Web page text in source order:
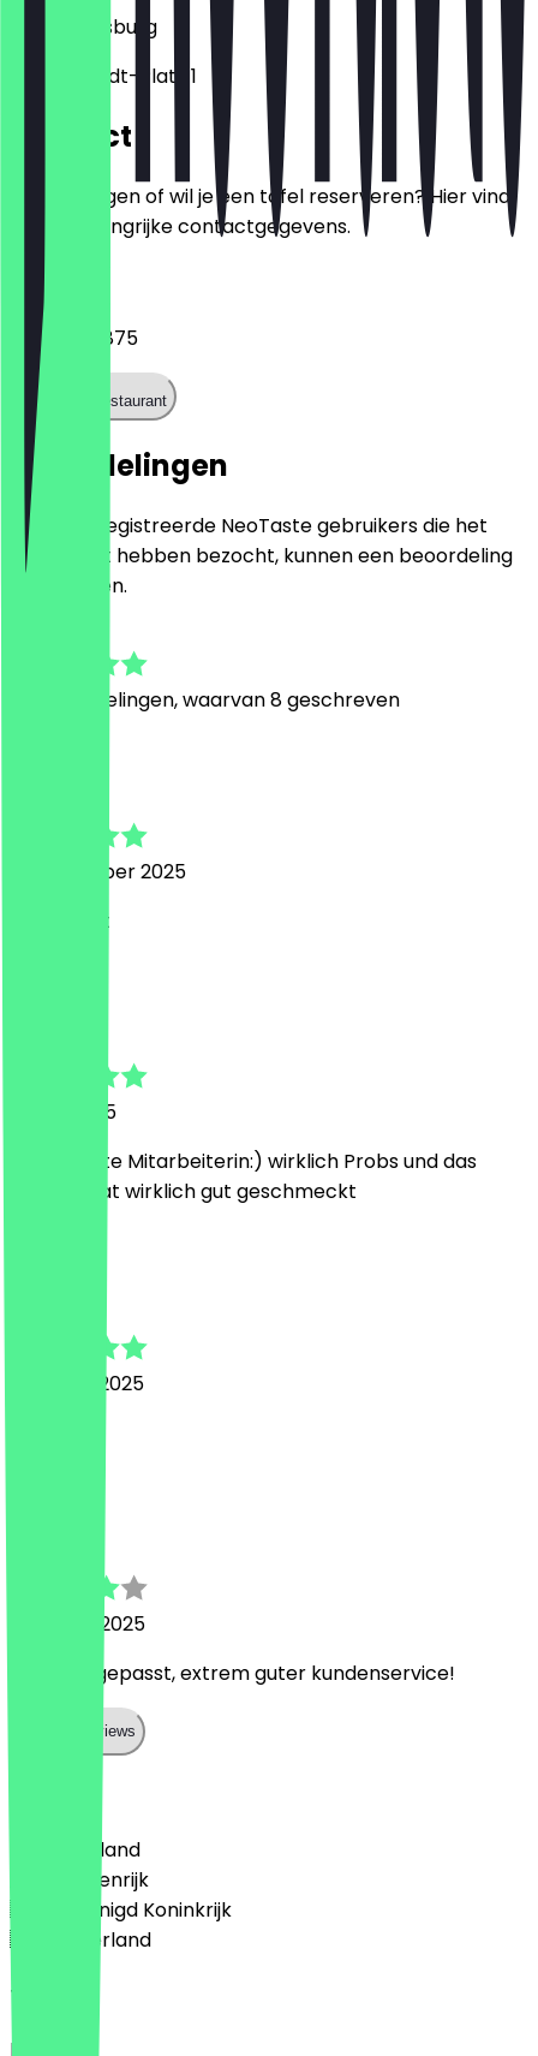
Augsburg
Willy-Brandt-Platz 1
Contact
Heb je vragen of wil je een tafel reserveren? Hier vind
je alle belangrijke contactgegevens.
Telefoon
015155939875
Bel het restaurant
Beoordelingen
Alleen geregistreerde NeoTaste gebruikers die het
restaurant hebben bezocht, kunnen een beoordeling
achterlaten.
Beoordelingen, waarvan 8 geschreven
4 september 2025
Super nett
19 mei 2025
Super nette Mitarbeiterin:) wirklich Probs und das
Matcha hat wirklich gut geschmeckt
21 januari 2025
10 januari 2025
hat alles gepasst, extrem guter kundenservice!
Show all reviews
🇩🇪 Duitsland
🇦🇹 Oostenrijk
🇬🇧 Verenigd Koninkrijk
🇳🇱 Nederland
Taal
English